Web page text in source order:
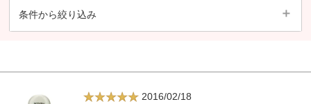
条件から絞り込み
2016/02/18